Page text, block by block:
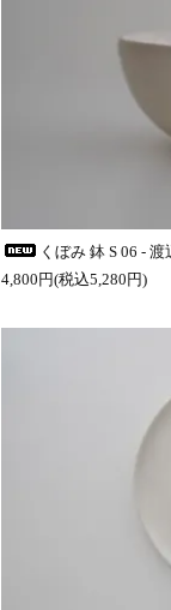
くぼみ 鉢 S 06 - 渡
4,800円(税込5,280円)